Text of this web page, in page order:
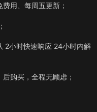
用、每周五更新；
2小时快速响应 24小时内解
购买，全程无顾虑；